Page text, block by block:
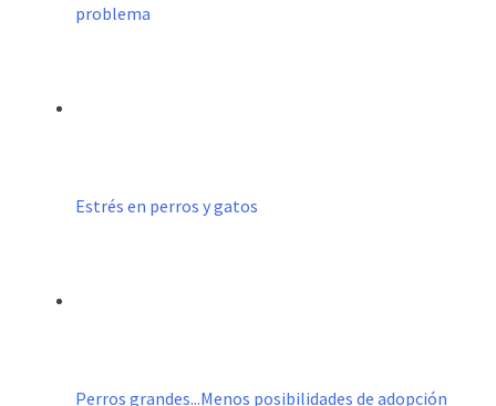
problema
Estrés en perros y gatos
Perros grandes...Menos posibilidades de adopción